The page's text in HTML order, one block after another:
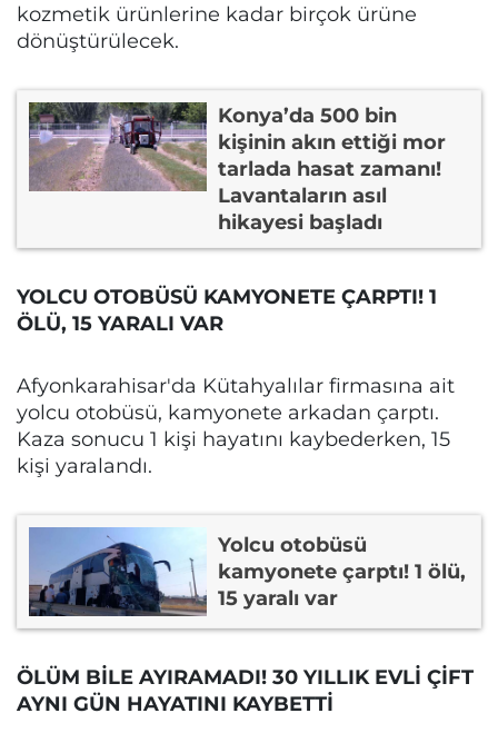
kozmetik ürünlerine kadar birçok ürüne
dönüştürülecek.
Konya’da 500 bin
kişinin akın ettiği mor
tarlada hasat zamanı!
Lavantaların asıl
hikayesi başladı
YOLCU OTOBÜSÜ KAMYONETE ÇARPTI! 1
ÖLÜ, 15 YARALI VAR
Afyonkarahisar'da Kütahyalılar firmasına ait
yolcu otobüsü, kamyonete arkadan çarptı.
Kaza sonucu 1 kişi hayatını kaybederken, 15
kişi yaralandı.
Yolcu otobüsü
kamyonete çarptı! 1 ölü,
15 yaralı var
ÖLÜM BİLE AYIRAMADI! 30 YILLIK EVLİ ÇİFT
AYNI GÜN HAYATINI KAYBETTİ